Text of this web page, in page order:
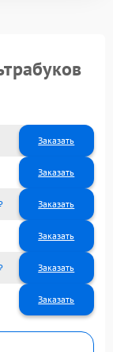
Заказать
Заказать